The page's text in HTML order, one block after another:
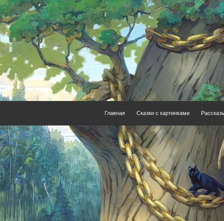
Главная Сказки с картинками